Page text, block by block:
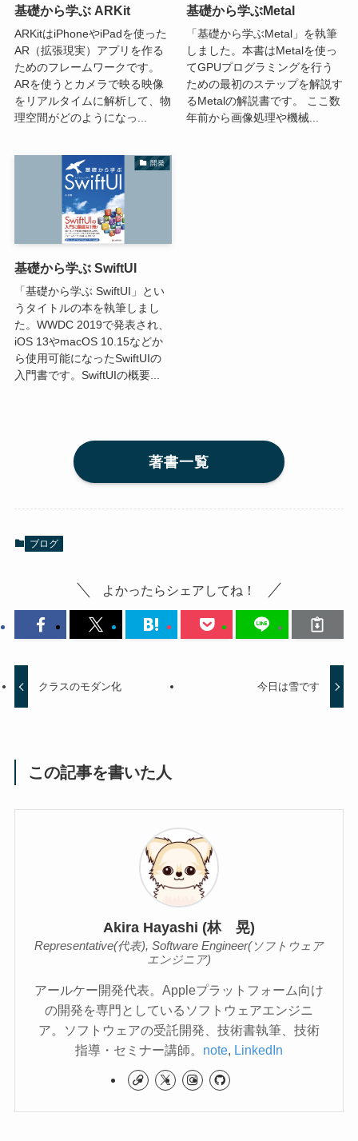
基礎から学ぶ ARKit
ARKitはiPhoneやiPadを使った
AR（拡張現実）アプリを作る
ためのフレームワークです。
ARを使うとカメラで映る映像
をリアルタイムに解析して、物
理空間がどのようになっ...
基礎から学ぶMetal
「基礎から学ぶMetal」を執筆
しました。本書はMetalを使っ
てGPUプログラミングを行う
ための最初のステップを解説す
るMetalの解説書です。 ここ数
年前から画像処理や機械...
開発
基礎から学ぶ SwiftUI
「基礎から学ぶ SwiftUI」とい
うタイトルの本を執筆しまし
た。WWDC 2019で発表され、
iOS 13やmacOS 10.15などか
ら使用可能になったSwiftUIの
入門書です。SwiftUIの概要...
著書一覧
ブログ
よかったらシェアしてね！
クラスのモダン化 今日は雪です
この記事を書いた人
Akira Hayashi (林 晃)
Representative(代表), Software Engineer(ソフトウェア
エンジニア)
アールケー開発代表。Appleプラットフォーム向け
の開発を専門としているソフトウェアエンジニ
ア。ソフトウェアの受託開発、技術書執筆、技術
指導・セミナー講師。 note LinkedIn